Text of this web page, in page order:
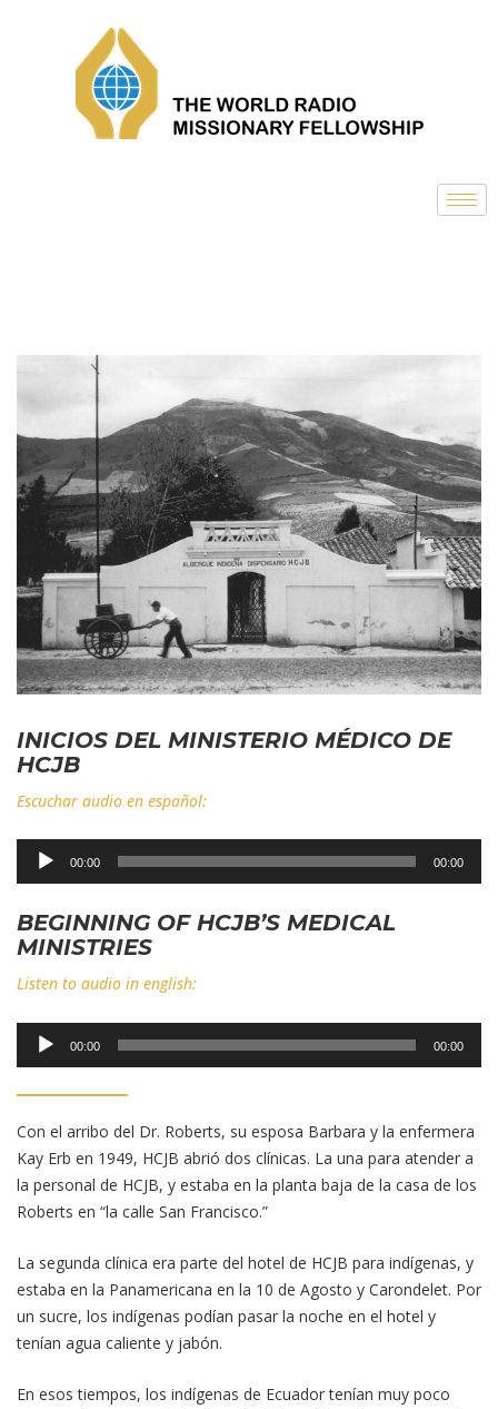
INICIOS DEL MINISTERIO MÉDICO DE
HCJB
Escuchar audio en español:
Reproductor
00:00 00:00
BEGINNING OF HCJB’S MEDICAL
MINISTRIES
Listen to audio in english:
Reproductor
00:00 00:00
Con el arribo del Dr. Roberts, su esposa Barbara y la enfermera
Kay Erb en 1949, HCJB abrió dos clínicas. La una para atender a
la personal de HCJB, y estaba en la planta baja de la casa de los
Roberts en “la calle San Francisco.”
La segunda clínica era parte del hotel de HCJB para indígenas, y
estaba en la Panamericana en la 10 de Agosto y Carondelet. Por
un sucre, los indígenas podían pasar la noche en el hotel y
tenían agua caliente y jabón.
En esos tiempos, los indígenas de Ecuador tenían muy poco